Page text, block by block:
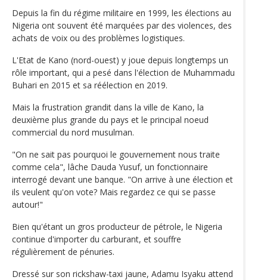
Depuis la fin du régime militaire en 1999, les élections au
Nigeria ont souvent été marquées par des violences, des
achats de voix ou des problèmes logistiques.
L'Etat de Kano (nord-ouest) y joue depuis longtemps un
rôle important, qui a pesé dans l'élection de Muhammadu
Buhari en 2015 et sa réélection en 2019.
Mais la frustration grandit dans la ville de Kano, la
deuxième plus grande du pays et le principal noeud
commercial du nord musulman.
"On ne sait pas pourquoi le gouvernement nous traite
comme cela", lâche Dauda Yusuf, un fonctionnaire
interrogé devant une banque. "On arrive à une élection et
ils veulent qu'on vote? Mais regardez ce qui se passe
autour!"
Bien qu'étant un gros producteur de pétrole, le Nigeria
continue d'importer du carburant, et souffre
régulièrement de pénuries.
Dressé sur son rickshaw-taxi jaune, Adamu Isyaku attend